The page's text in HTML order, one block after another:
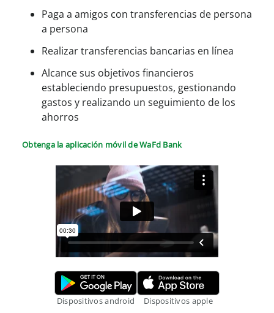
Paga a amigos con transferencias de persona
a persona
Realizar transferencias bancarias en línea
Alcance sus objetivos financieros
estableciendo presupuestos, gestionando
gastos y realizando un seguimiento de los
ahorros
Obtenga la aplicación móvil de WaFd Bank
Google Play Store.
Dispositivos android Dispositivos apple